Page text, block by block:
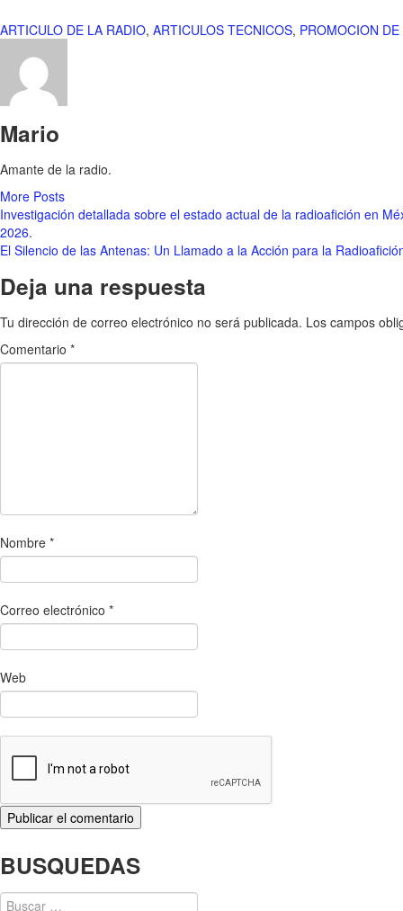
ARTICULO DE LA RADIO, ARTICULOS TECNICOS, PROMOCION
Mario
Amante de la radio.
More Posts
Navegación
de
entradas
Investigación detallada sobre el estado actual de la radioafición en
2026.
El Silencio de las Antenas: Un Llamado a la Acción para la
Deja una respuesta
Tu dirección de correo electrónico no será publicada. Los campos
Comentario *
Nombre *
Correo electrónico *
Web
BUSQUEDAS
Buscar: